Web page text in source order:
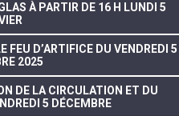
À PARTIR DE 16 H LUNDI 5
FEU D’ARTIFICE DU VENDREDI 5
2025
DE LA CIRCULATION ET DU
5 DÉCEMBRE